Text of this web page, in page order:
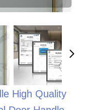
High Quality